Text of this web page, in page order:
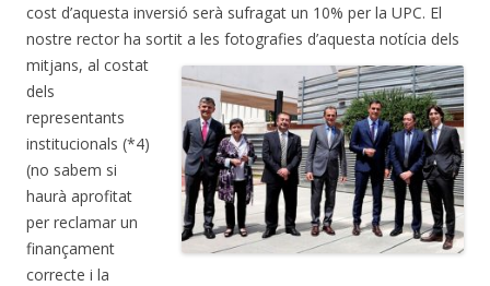
cost d’aquesta inversió serà sufragat un 10% per la UPC. El
nostre rector ha sortit a les fotografies d’aquesta notícia dels
mitjans, al costat
dels
representants
institucionals (*4)
(no sabem si
haurà aprofitat
per reclamar un
finançament
correcte i la